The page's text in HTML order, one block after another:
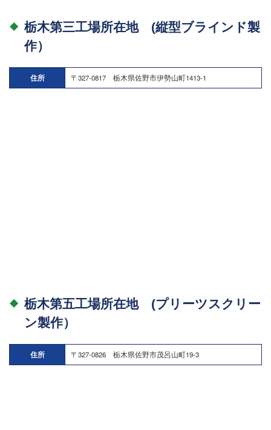
栃木第三工場所在地 (縦型ブラインド製
作）
住所 〒327-0817 栃木県佐野市伊勢山町1413-1
栃木第五工場所在地 (プリーツスクリー
ン製作）
住所 〒327-0826 栃木県佐野市茂呂山町19-3